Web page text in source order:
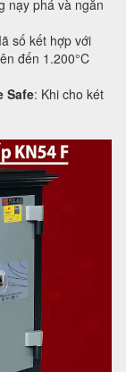
nạy phá và ngăn
số kết hợp với
đến 1.200°C
Safe: Khi cho két